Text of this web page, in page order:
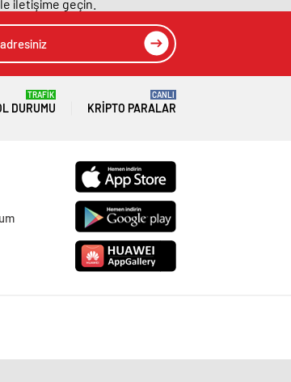
iletişime geçin.
DURUMU
TRAFİK
KRIPTO PARALAR
CANLI